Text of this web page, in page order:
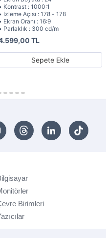
Kontrast : 1000:1
İzleme Açısı : 178 - 178
Ekran Oranı : 16:9
Parlaklık : 300 cd/m
TL
Sepete Ekle
Birimleri